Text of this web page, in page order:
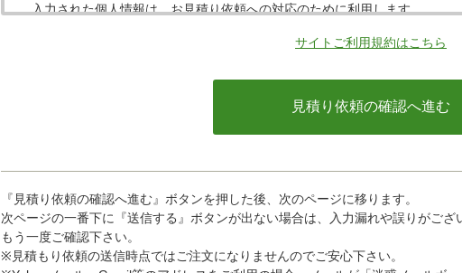
入力された個人情報は、お見積り依頼への対応のために利用します。
・クレジットカード会社への情報提供
当社がお客様から収集した以下の個人情報等は、カード発行会社が行う不
ことができないため、以下の個人情報保護措置に関する情報を把握して、ご
・提供先が所在する外国の名称
・当該国の個人情報保護に関する情報
・発行会社の個人情報保護の措置
サイトご利用規約はこちら
『見積り依頼の確認へ進む』ボタンを押した後、次のページに移ります。
次ページの一番下に『送信する』ボタンが出ない場合は、入力漏れや誤りがござ
もう一度ご確認下さい。
※見積もり依頼の送信時点ではご注文になりませんのでご安心下さい。